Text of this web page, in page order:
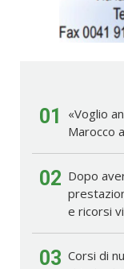
01
«Voglio
Marocco
02 Dopo
e ricorsi
03 Corsi di